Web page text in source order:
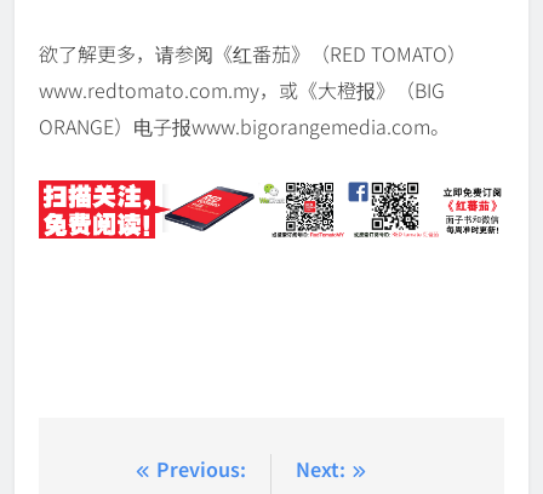
欲了解更多，请参阅《红番茄》（RED TOMATO）
www.redtomato.com.my，或《大橙报》（BIG
ORANGE）电子报www.bigorangemedia.com。
Previous:
Next: